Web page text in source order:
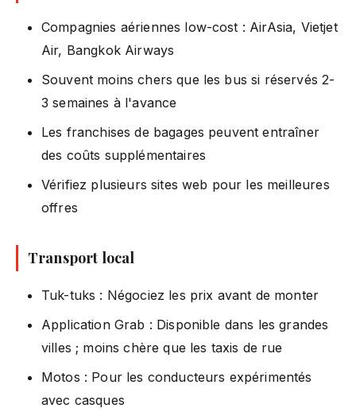
Compagnies aériennes low-cost : AirAsia, Vietjet
Air, Bangkok Airways
Souvent moins chers que les bus si réservés 2-
3 semaines à l'avance
Les franchises de bagages peuvent entraîner
des coûts supplémentaires
Vérifiez plusieurs sites web pour les meilleures
offres
Transport local
Tuk-tuks : Négociez les prix avant de monter
Application Grab : Disponible dans les grandes
villes ; moins chère que les taxis de rue
Motos : Pour les conducteurs expérimentés
avec casques